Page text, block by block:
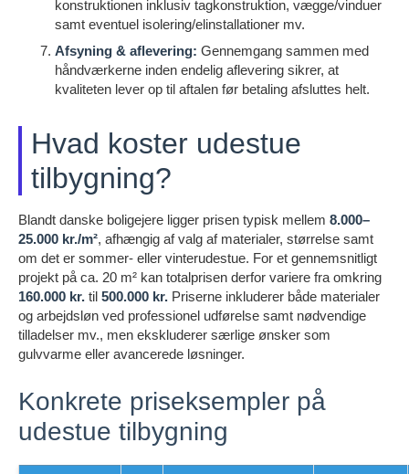
konstruktionen inklusiv tagkonstruktion, vægge/vinduer
samt eventuel isolering/elinstallationer mv.
Afsyning & aflevering: Gennemgang sammen med
håndværkerne inden endelig aflevering sikrer, at
kvaliteten lever op til aftalen før betaling afsluttes helt.
Hvad koster udestue
tilbygning?
Blandt danske boligejere ligger prisen typisk mellem 8.000–
25.000 kr./m², afhængig af valg af materialer, størrelse samt
om det er sommer- eller vinterudestue. For et gennemsnitligt
projekt på ca. 20 m² kan totalprisen derfor variere fra omkring
160.000 kr. til 500.000 kr. Priserne inkluderer både materialer
og arbejdsløn ved professionel udførelse samt nødvendige
tilladelser mv., men ekskluderer særlige ønsker som
gulvvarme eller avancerede løsninger.
Konkrete priseksempler på
udestue tilbygning